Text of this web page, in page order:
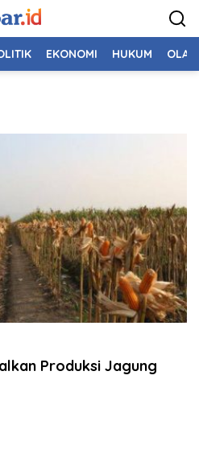
EKONOMI HUKUM
Produksi Jagung